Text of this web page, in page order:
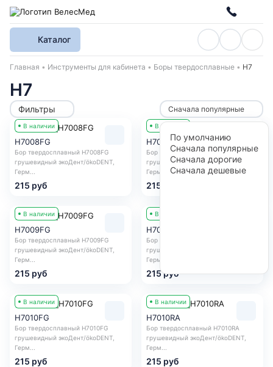
Каталог
Хлебные крошки
Главная Инструменты для кабинета Боры твердосплавные H7
H7
Фильтры Сначала популярные
По умолчанию
Сначала популярные
Сначала дорогие
Сначала дешевые
В наличии
H7008FG
Бор твердосплавный H7008FG
грушевидный экоДент/ökoDENT,
Герм...
215 руб
В наличии
H7008RA
Бор твердосплавный H7008RA
грушевидный экоДент/ökoDENT,
Герм...
215 руб
В наличии
H7009FG
Бор твердосплавный H7009FG
грушевидный экоДент/ökoDENT,
Герм...
215 руб
В наличии
H7009RA
Бор твердосплавный H7009RA
грушевидный экоДент/ökoDENT,
Герм...
215 руб
В наличии
H7010FG
Бор твердосплавный H7010FG
грушевидный экоДент/ökoDENT,
Герм...
215 руб
В наличии
H7010RA
Бор твердосплавный H7010RA
грушевидный экоДент/ökoDENT,
Герм...
215 руб